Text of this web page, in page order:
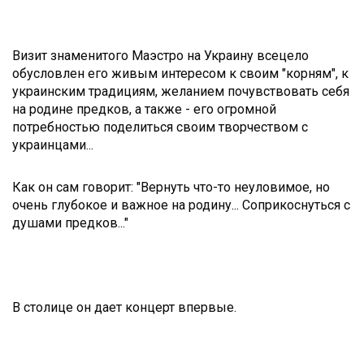
Визит знаменитого Маэстро на Украину всецело
обусловлен его живым интересом к своим "корням", к
украинским традициям, желанием почувствовать себя
на родине предков, а также - его огромной
потребностью поделиться своим творчеством с
украинцами...
Как он сам говорит: "Вернуть что-то неуловимое, но
очень глубокое и важное на родину... Соприкоснуться с
душами предков..."
В столице он дает концерт впервые.